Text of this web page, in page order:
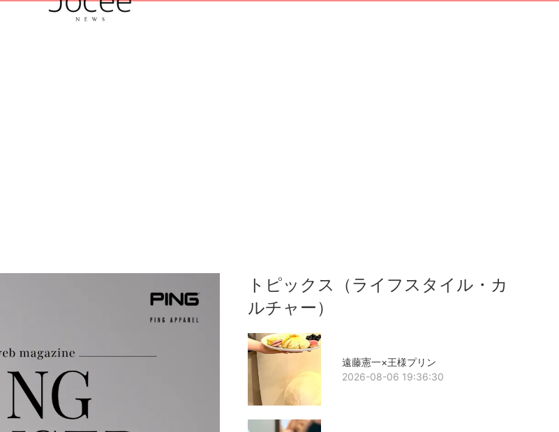
トピックス（ライフスタイル・カ
ルチャー）
遠藤憲一×王様プリン
2026-08-06 19:36:30